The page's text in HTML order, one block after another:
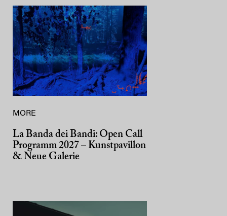
MORE
La Banda dei Bandi: Open Call
Programm 2027 – Kunstpavillon
& Neue Galerie